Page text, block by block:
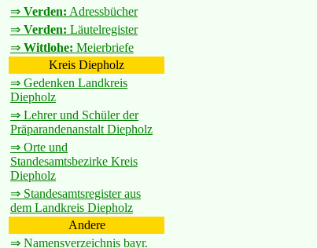
⇒ Verden: Adressbücher
⇒ Verden: Läutelregister
⇒ Wittlohe: Meierbriefe
Kreis Diepholz
⇒ Gedenken Landkreis
Diepholz
⇒ Lehrer und Schüler der
Präparandenanstalt Diepholz
⇒ Orte und
Standesamtsbezirke Kreis
Diepholz
⇒ Standesamtsregister aus
dem Landkreis Diepholz
Andere
⇒ Namensverzeichnis bayr.